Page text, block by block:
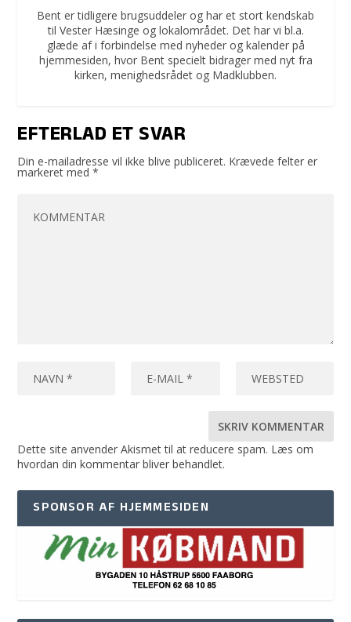
Bent er tidligere brugsuddeler og har et stort kendskab
til Vester Hæsinge og lokalområdet. Det har vi bl.a.
glæde af i forbindelse med nyheder og kalender på
hjemmesiden, hvor Bent specielt bidrager med nyt fra
kirken, menighedsrådet og Madklubben.
EFTERLAD ET SVAR
Din e-mailadresse vil ikke blive publiceret. Krævede felter er
markeret med*
Dette site anvender Akismet til at reducere spam. Læs om
hvordan din kommentar bliver behandlet.
SPONSOR AF HJEMMESIDEN